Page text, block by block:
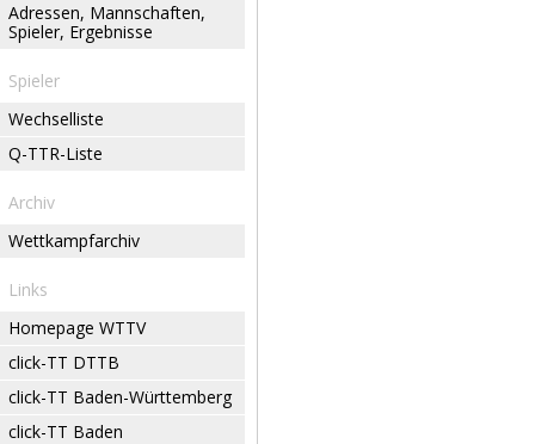
Adressen, Mannschaften,
Spieler, Ergebnisse
Spieler
Wechselliste
Q-TTR-Liste
Archiv
Wettkampfarchiv
Links
Homepage WTTV
click-TT DTTB
click-TT Baden-Württemberg
click-TT Baden